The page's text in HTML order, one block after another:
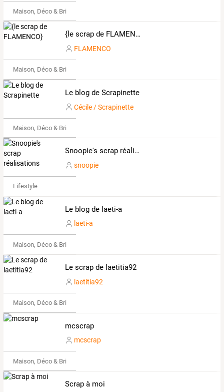
Maison, Déco & Bricolage
{le scrap de FLAMENCO}
FLAMENCO
Maison, Déco & Bricolage
Le blog de Scrapinette
Cécile / Scrapinette
Maison, Déco & Bricolage
Snoopie's scrap réalisations
snoopie
Lifestyle
Le blog de laeti-a
laeti-a
Maison, Déco & Bricolage
Le scrap de laetitia92
laetitia92
Maison, Déco & Bricolage
mcscrap
mcscrap
Maison, Déco & Bricolage
Scrap à moi